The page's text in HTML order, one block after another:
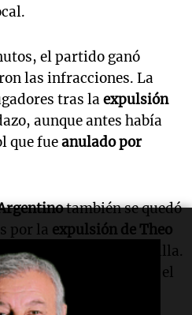
el partido ganó
las infracciones. La
tras laexpulsión
aunque antes había
que fueanulado por
también se quedó
por la expulsión de Theo
segunda tarjeta amarilla.
a diez jugadores, el
abierto, aunque sin